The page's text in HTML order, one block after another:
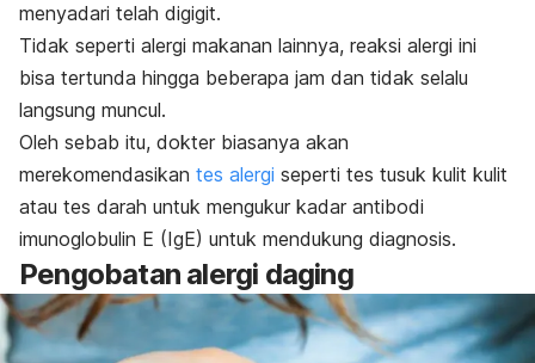
menyadari telah digigit.
Tidak seperti alergi makanan lainnya, reaksi alergi ini
bisa tertunda hingga beberapa jam dan tidak selalu
langsung muncul.
Oleh sebab itu, dokter biasanya akan
merekomendasikan tes alergi seperti tes tusuk kulit kulit
atau tes darah untuk mengukur kadar antibodi
imunoglobulin E (IgE) untuk mendukung diagnosis.
Pengobatan alergi daging